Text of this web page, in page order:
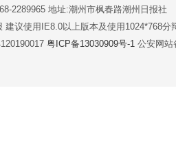
2289965 地址:潮州市枫春路潮州日报社
建议使用IE8.0以上版本及使用1024*768分
粤ICP备13030909号-1 公安网站